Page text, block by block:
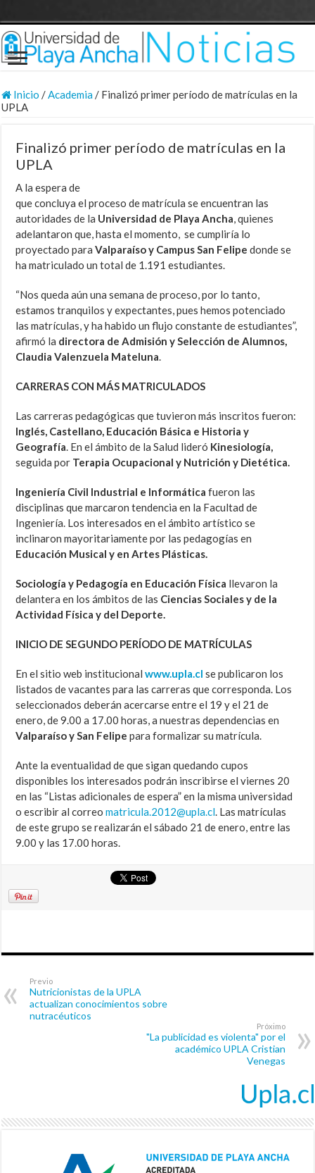
Inicio /Academia/ Finalizó primer período de matrículas en la
UPLA
Finalizó primer período de matrículas en la
UPLA
A la espera de
que concluya el proceso de matrícula se encuentran las
autoridades de la Universidad de Playa Ancha, quienes
adelantaron que, hasta el momento, se cumpliría lo
proyectado paraValparaíso y Campus San Felipe donde se
ha matriculado un total de 1.191 estudiantes.
“Nos queda aún una semana de proceso, por lo tanto,
estamos tranquilos y expectantes, pues hemos potenciado
las matrículas, y ha habido un flujo constante de estudiantes”,
afirmó la directora de Admisión y Selección de Alumnos,
Claudia Valenzuela Mateluna.
CARRERAS CON MÁS MATRICULADOS
Las carreras pedagógicas que tuvieron más inscritos fueron:
Inglés, Castellano, Educación Básica e Historia y
Geografía. En el ámbito de la Salud lideró Kinesiología,
seguida por Terapia Ocupacional y Nutrición y Dietética.
Ingeniería Civil Industrial e Informática fueron las
disciplinas que marcaron tendencia en la Facultad de
Ingeniería. Los interesados en el ámbito artístico se
inclinaron mayoritariamente por las pedagogías en
Educación Musical y en Artes Plásticas.
Sociología y Pedagogía en Educación Física llevaron la
delantera en los ámbitos de las Ciencias Sociales y de la
Actividad Física y del Deporte.
INICIO DE SEGUNDO PERÍODO DE MATRÍCULAS
En el sitio web institucionalwww.upla.cl se publicaron los
listados de vacantes para las carreras que corresponda. Los
seleccionados deberán acercarse entre el 19 y el 21 de
enero, de 9.00 a 17.00 horas, a nuestras dependencias en
Valparaíso y San Felipe para formalizar su matrícula.
Ante la eventualidad de que sigan quedando cupos
disponibles los interesados podrán inscribirse el viernes 20
en las “Listas adicionales de espera” en la misma universidad
o escribir al correomatricula.2012@upla.cl. Las matrículas
de este grupo se realizarán el sábado 21 de enero, entre las
9.00 y las 17.00 horas.
Previo
Nutricionistas de la UPLA
actualizan conocimientos sobre
nutracéuticos
Próximo
"La publicidad es violenta" por el
académico UPLA Cristian
Venegas